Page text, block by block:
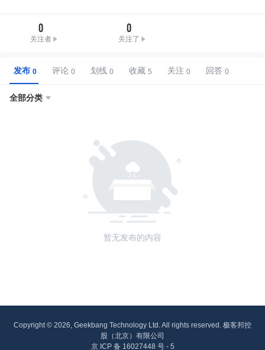
0
关注者
0
关注了
发布 评论 划线 收藏 关注 回答
全部分类 
暂无发布的内容
Copyright © 2026, Geekbang Technology Ltd. All rights reserved. 极客邦控
股（北京）有限公司
京 ICP 备 16027448 号 - 5